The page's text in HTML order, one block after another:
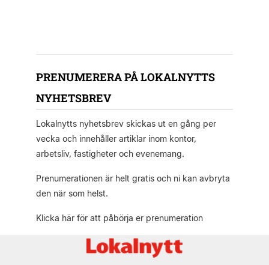
PRENUMERERA PÅ LOKALNYTTS
NYHETSBREV
Lokalnytts nyhetsbrev skickas ut en gång per
vecka och innehåller artiklar inom kontor,
arbetsliv, fastigheter och evenemang.
Prenumerationen är helt gratis och ni kan avbryta
den när som helst.
Klicka här för att påbörja er prenumeration